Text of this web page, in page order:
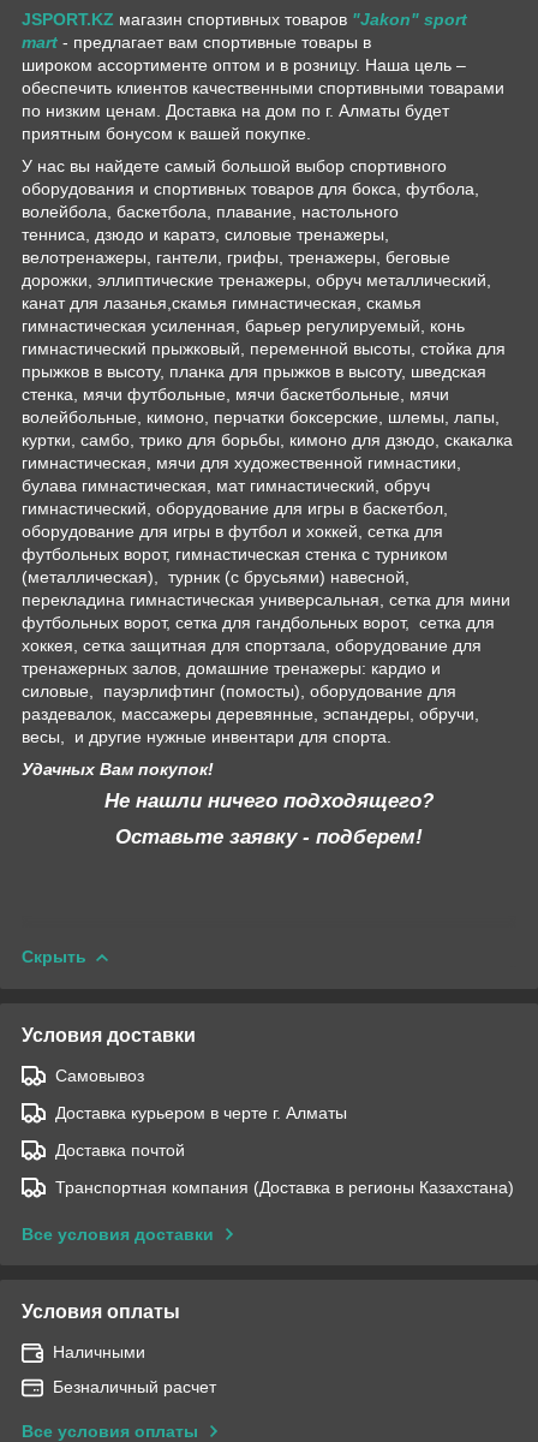
JSPORT.KZ магазин спортивных товаров "Jakon" sport
mart - предлагает вам спортивные товары в
широком ассортименте оптом и в розницу. Наша цель –
обеспечить клиентов качественными спортивными товарами
по низким ценам. Доставка на дом по г. Алматы будет
приятным бонусом к вашей покупке.
У нас вы найдете самый большой выбор спортивного
оборудования и спортивных товаров для бокса, футбола,
волейбола, баскетбола, плавание, настольного
тенниса, дзюдо и каратэ, силовые тренажеры,
велотренажеры, гантели, грифы, тренажеры, беговые
дорожки, эллиптические тренажеры, обруч металлический,
канат для лазанья,скамья гимнастическая, скамья
гимнастическая усиленная, барьер регулируемый, конь
гимнастический прыжковый, переменной высоты, стойка для
прыжков в высоту, планка для прыжков в высоту, шведская
стенка, мячи футбольные, мячи баскетбольные, мячи
волейбольные, кимоно, перчатки боксерские, шлемы, лапы,
куртки, самбо, трико для борьбы, кимоно для дзюдо, скакалка
гимнастическая, мячи для художественной гимнастики,
булава гимнастическая, мат гимнастический, обруч
гимнастический, оборудование для игры в баскетбол,
оборудование для игры в футбол и хоккей, сетка для
футбольных ворот, гимнастическая стенка с турником
(металлическая), турник (с брусьями) навесной,
перекладина гимнастическая универсальная, сетка для мини
футбольных ворот, сетка для гандбольных ворот, сетка для
хоккея, сетка защитная для спортзала, оборудование для
тренажерных залов, домашние тренажеры: кардио и
силовые, пауэрлифтинг (помосты), оборудование для
раздевалок, массажеры деревянные, эспандеры, обручи,
весы, и другие нужные инвентари для спорта.
Удачных Вам покупок!
Не нашли ничего подходящего?
Оставьте заявку - подберем!
Скрыть
Условия доставки
Самовывоз
Доставка курьером в черте г. Алматы
Доставка почтой
Транспортная компания (Доставка в регионы Казахстана)
Все условия доставки
Условия оплаты
Наличными
Безналичный расчет
Все условия оплаты